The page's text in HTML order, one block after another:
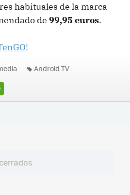
habituales de la marca
de 99,95 euros.
Android TV